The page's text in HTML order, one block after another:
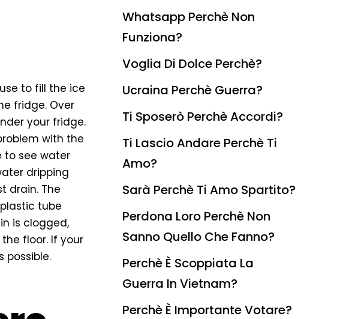
to fill the ice
fridge. Over
your fridge.
with the
to see water
dripping
drain. The
tube
is clogged,
floor. If your
possible.
Whatsapp Perchè Non
Funziona?
Voglia Di Dolce Perchè?
Ucraina Perchè Guerra?
Ti Sposerò Perchè Accordi?
Ti Lascio Andare Perchè Ti
Amo?
Sarà Perchè Ti Amo Spartito?
Perdona Loro Perchè Non
Sanno Quello Che Fanno?
Perchè È Scoppiata La
Guerra In Vietnam?
Perchè È Importante Votare?